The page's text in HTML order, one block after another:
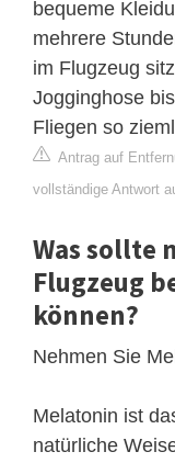
bequeme
mehrere
im Flugzeug
Jogginghose
Fliegen so
Antrag auf
vollständige Antwort
Was sollte
Flugzeug
können?
Nehmen Sie
Melatonin ist
natürliche